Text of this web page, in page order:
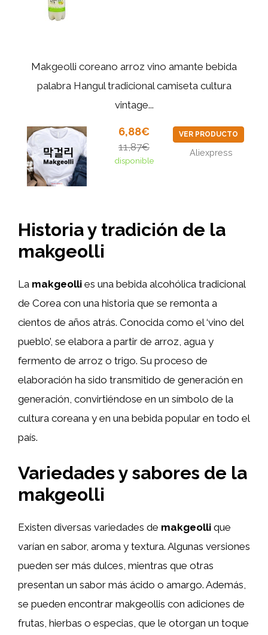
Makgeolli coreano arroz vino amante bebida
palabra Hangul tradicional camiseta cultura
vintage...
6,88€
11,87€
disponible
VER PRODUCTO
Aliexpress
Historia y tradición de la
makgeolli
La makgeolli es una bebida alcohólica tradicional
de Corea con una historia que se remonta a
cientos de años atrás. Conocida como el ‘vino del
pueblo’, se elabora a partir de arroz, agua y
fermento de arroz o trigo. Su proceso de
elaboración ha sido transmitido de generación en
generación, convirtiéndose en un símbolo de la
cultura coreana y en una bebida popular en todo el
país.
Variedades y sabores de la
makgeolli
Existen diversas variedades de makgeolli que
varían en sabor, aroma y textura. Algunas versiones
pueden ser más dulces, mientras que otras
presentan un sabor más ácido o amargo. Además,
se pueden encontrar makgeollis con adiciones de
frutas, hierbas o especias, que le otorgan un toque